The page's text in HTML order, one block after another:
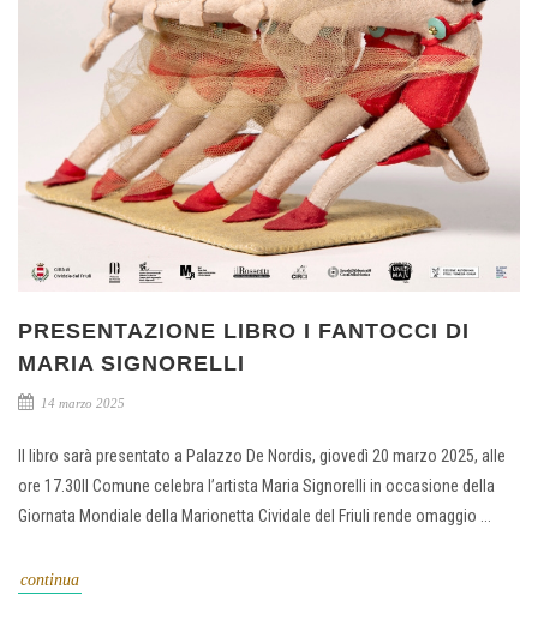
PRESENTAZIONE LIBRO I FANTOCCI DI
MARIA SIGNORELLI
14 marzo 2025
Il libro sarà presentato a Palazzo De Nordis, giovedì 20 marzo 2025, alle
ore 17.30Il Comune celebra l’artista Maria Signorelli in occasione della
Giornata Mondiale della Marionetta Cividale del Friuli rende omaggio ...
continua